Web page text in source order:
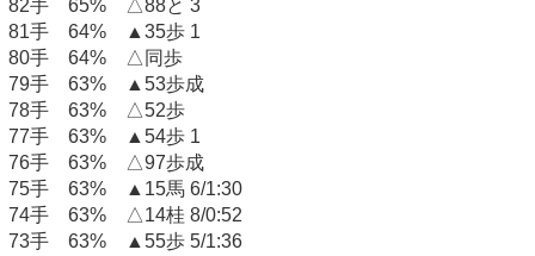
82手 65% △88と 3
81手 64% ▲35歩 1
80手 64% △同歩
79手 63% ▲53歩成
78手 63% △52歩
77手 63% ▲54歩 1
76手 63% △97歩成
75手 63% ▲15馬 6/1:30
74手 63% △14桂 8/0:52
73手 63% ▲55歩 5/1:36